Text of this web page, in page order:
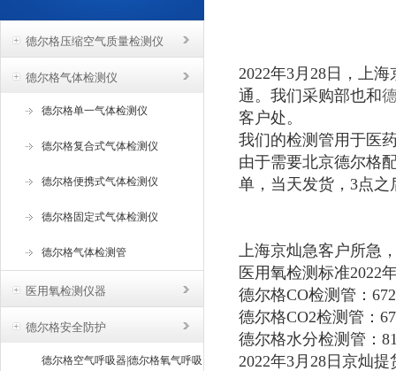
德尔格压缩空气质量检测仪
德尔格气体检测仪
德尔格单一气体检测仪
德尔格复合式气体检测仪
德尔格便携式气体检测仪
德尔格固定式气体检测仪
德尔格气体检测管
医用氧检测仪器
德尔格安全防护
德尔格空气呼吸器|德尔格氧气呼吸
2022年3月28日，上
通。我们采购部也和
客户处。
我们的检测管用于医
由于需要北京德尔格
单，当天发货，3点之
上海京灿急客户所急
医用氧检测标准2022
德尔格CO检测管：
德尔格CO2检测管：
德尔格水分检测管：
2022年3月28日京灿提